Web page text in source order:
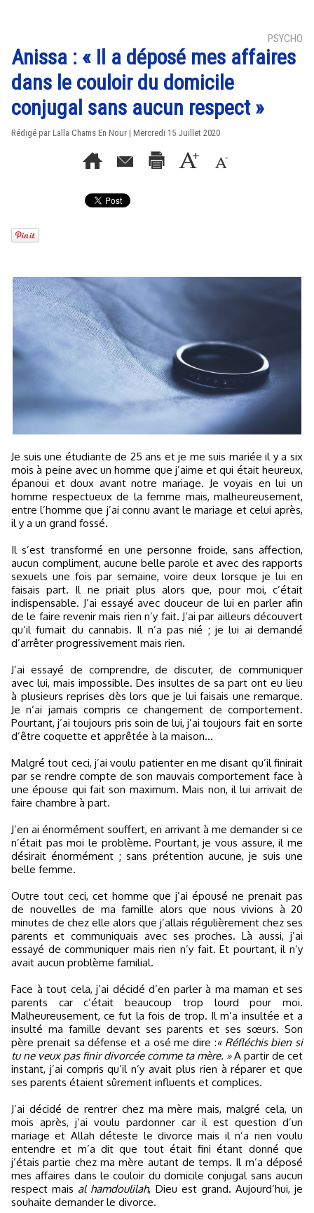
PSYCHO
Anissa : « Il a déposé mes affaires
dans le couloir du domicile
conjugal sans aucun respect »
Rédigé par Lalla Chams En Nour | Mercredi 15 Juillet 2020
Je suis une étudiante de 25 ans et je me suis mariée il y a six
mois à peine avec un homme que j’aime et qui était heureux,
épanoui et doux avant notre mariage. Je voyais en lui un
homme respectueux de la femme mais, malheureusement,
entre l’homme que j’ai connu avant le mariage et celui après,
il y a un grand fossé.
Il s’est transformé en une personne froide, sans affection,
aucun compliment, aucune belle parole et avec des rapports
sexuels une fois par semaine, voire deux lorsque je lui en
faisais part. Il ne priait plus alors que, pour moi, c’était
indispensable. J’ai essayé avec douceur de lui en parler afin
de le faire revenir mais rien n’y fait. J’ai par ailleurs découvert
qu’il fumait du cannabis. Il n’a pas nié ; je lui ai demandé
d’arrêter progressivement mais rien.
J’ai essayé de comprendre, de discuter, de communiquer
avec lui, mais impossible. Des insultes de sa part ont eu lieu
à plusieurs reprises dès lors que je lui faisais une remarque.
Je n’ai jamais compris ce changement de comportement.
Pourtant, j’ai toujours pris soin de lui, j’ai toujours fait en sorte
d’être coquette et apprêtée à la maison...
Malgré tout ceci, j’ai voulu patienter en me disant qu’il finirait
par se rendre compte de son mauvais comportement face à
une épouse qui fait son maximum. Mais non, il lui arrivait de
faire chambre à part.
J’en ai énormément souffert, en arrivant à me demander si ce
n’était pas moi le problème. Pourtant, je vous assure, il me
désirait énormément ; sans prétention aucune, je suis une
belle femme.
Outre tout ceci, cet homme que j’ai épousé ne prenait pas
de nouvelles de ma famille alors que nous vivions à 20
minutes de chez elle alors que j’allais régulièrement chez ses
parents et communiquais avec ses proches. Là aussi, j’ai
essayé de communiquer mais rien n’y fait. Et pourtant, il n’y
avait aucun problème familial.
Face à tout cela, j’ai décidé d’en parler à ma maman et ses
parents car c’était beaucoup trop lourd pour moi.
Malheureusement, ce fut la fois de trop. Il m’a insultée et a
insulté ma famille devant ses parents et ses sœurs. Son
père prenait sa défense et a osé me dire :« Réfléchis bien si
tu ne veux pas finir divorcée comme ta mère. »A partir de cet
instant, j’ai compris qu’il n’y avait plus rien à réparer et que
ses parents étaient sûrement influents et complices.
J’ai décidé de rentrer chez ma mère mais, malgré cela, un
mois après, j’ai voulu pardonner car il est question d’un
mariage et Allah déteste le divorce mais il n’a rien voulu
entendre et m’a dit que tout était fini étant donné que
j’étais partie chez ma mère autant de temps. Il m’a déposé
mes affaires dans le couloir du domicile conjugal sans aucun
respect mais al hamdoulilah, Dieu est grand. Aujourd’hui, je
souhaite demander le divorce.